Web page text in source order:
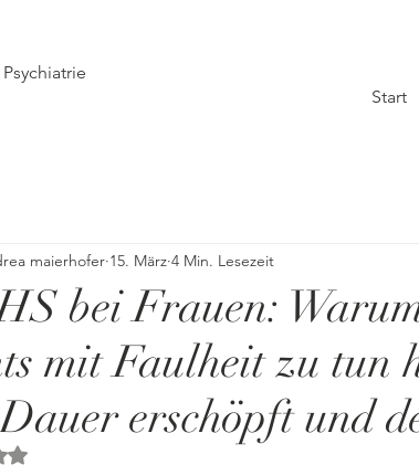
Start
bei Frauen:
mit Faulheit zu tun
erschöpft und
maierhofer 15. März 4 Min. Lesezeit
von 5 Sternen bewertet.